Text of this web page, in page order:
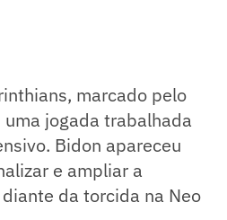
marcado pelo
jogada trabalhada
Bidon apareceu
e ampliar a
da torcida na Neo